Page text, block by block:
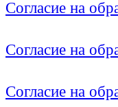
Согласие на
Согласие на
Согласие на